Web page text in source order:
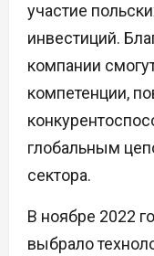
участие
инвестиций.
компании
компетенции,
глобальным
сектора.
В ноябре 2022
выбрало